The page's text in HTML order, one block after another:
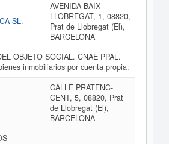
SL.
AVENIDA BAIX
LLOBREGAT, 1, 08820,
Prat de Llobregat (El),
BARCELONA
OBJETO SOCIAL. CNAE PPAL.
inmobiliarios por cuenta propia.
CALLE PRATENC-
CENT, 5, 08820, Prat
de Llobregat (El),
BARCELONA